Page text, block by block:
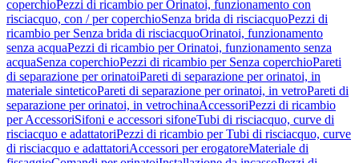
coperchioPezzi di ricambio per Orinatoi, funzionamento con
risciacquo, con / per coperchioSenza brida di risciacquoPezzi di
ricambio per Senza brida di risciacquoOrinatoi, funzionamento
senza acquaPezzi di ricambio per Orinatoi, funzionamento senza
acquaSenza coperchioPezzi di ricambio per Senza coperchioPareti
di separazione per orinatoiPareti di separazione per orinatoi, in
materiale sinteticoPareti di separazione per orinatoi, in vetroPareti di
separazione per orinatoi, in vetrochinaAccessoriPezzi di ricambio
per AccessoriSifoni e accessori sifoneTubi di risciacquo, curve di
risciacquo e adattatoriPezzi di ricambio per Tubi di risciacquo, curve
di risciacquo e adattatoriAccessori per erogatoreMateriale di